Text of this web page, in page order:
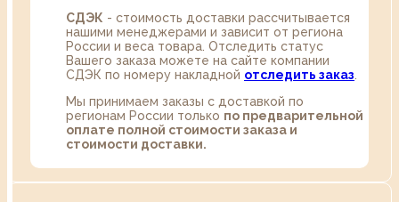
СДЭК - стоимость доставки рассчитывается
нашими менеджерами и зависит от региона
России и веса товара. Отследить статус
Вашего заказа можете на сайте компании
СДЭК по номеру накладной отследить заказ
Мы принимаем заказы с доставкой по
регионам России только по предварительной
оплате полной стоимости заказа и
стоимости доставки.